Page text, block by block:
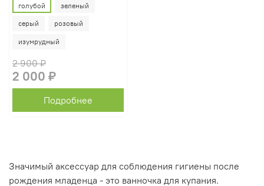
голубой зеленый
серый розовый
изумрудный
2 900 ₽
2 000 ₽
Подробнее
Значимый аксессуар для соблюдения гигиены после
рождения младенца - это ванночка для купания.